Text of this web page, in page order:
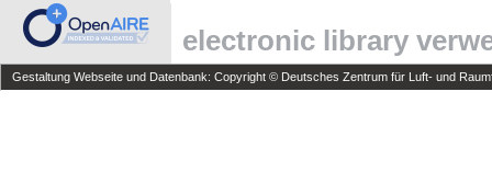
electronic library
Gestaltung Webseite und Datenbank: Copyright © Deutsches Zentrum für Luft- und